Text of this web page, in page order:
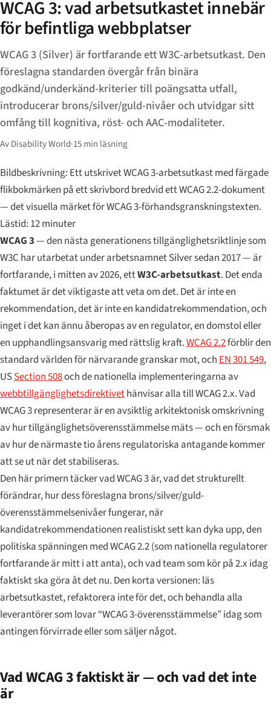
WCAG 3: vad arbetsutkastet innebär
för befintliga webbplatser
WCAG 3 (Silver) är fortfarande ett W3C-arbetsutkast. Den
föreslagna standarden övergår från binära
godkänd/underkänd-kriterier till poängsatta utfall,
introducerar brons/silver/guld-nivåer och utvidgar sitt
omfång till kognitiva, röst- och AAC-modaliteter.
Av Disability World·15 min läsning
Bildbeskrivning: Ett utskrivet WCAG 3-arbetsutkast med färgade
flikbokmärken på ett skrivbord bredvid ett WCAG 2.2-dokument
— det visuella märket för WCAG 3-förhandsgranskningstexten.
Lästid: 12 minuter
WCAG 3— den nästa generationens tillgänglighetsriktlinje som
W3C har utarbetat under arbetsnamnetSilversedan 2017 — är
fortfarande, i mitten av 2026, ettW3C-arbetsutkast. Det enda
faktumet är det viktigaste att veta om det. Det är inte en
rekommendation, det är inte en kandidatrekommendation, och
inget i det kan ännu åberopas av en regulator, en domstol eller
en upphandlingsansvarig med rättslig kraft.WCAG 2.2förblir den
standard världen för närvarande granskar mot, och EN 301 549,
USSection 508och de nationella implementeringarna av
webbtillgänglighetsdirektivethänvisar alla till WCAG 2.x. Vad
WCAG 3 representerar är en avsiktlig arkitektonisk omskrivning
av hur tillgänglighetsöverensstämmelse mäts — och en försmak
av hur de närmaste tio årens regulatoriska antagande kommer
att se ut när det stabiliseras.
Den här primern täcker vad WCAG 3 är, vad det strukturellt
förändrar, hur dess föreslagna brons/silver/guld-
överensstämmelsenivåer fungerar, när
kandidatrekommendationen realistiskt sett kan dyka upp, den
politiska spänningen med WCAG 2.2 (som nationella regulatorer
fortfarande är mitt i att anta), och vad team som kör på 2.x idag
faktiskt ska göra åt det nu. Den korta versionen: läs
arbetsutkastet, refaktorera inte för det, och behandla alla
leverantörer som lovar “WCAG 3-överensstämmelse” idag som
antingen förvirrade eller som säljer något.
Vad WCAG 3 faktiskt är — och vad det inte
är